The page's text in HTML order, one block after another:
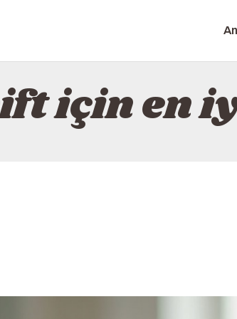
için en
HUBGLIDE
İLETIŞIM
POLITIKA